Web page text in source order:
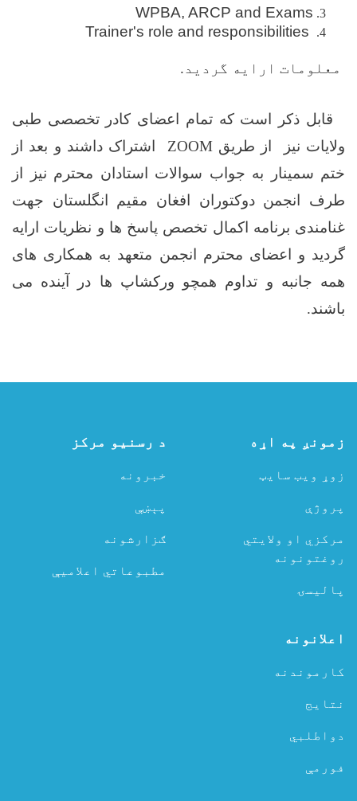
WPBA, ARCP and Exams
Trainer's role and responsibilities
معلومات ارایه گردید.
قابل ذکر است که تمام اعضای کادر تخصصی طبی
ولایات نیز از طریقZOOM
اشتراک داشند و بعد از
ختم سمینار به جواب سوالات استادان محترم نیز از
طرف انجمن دوکتوران افغان مقیم انگلستان جهت
غنامندی برنامه اکمال تخصص پاسخ ها و نظریات ارایه
گردید و اعضای محترم انجمن متعهد به همکاری های
همه جانبه و تداوم همچو ورکشاپ ها در آینده می
باشند.
زمونږ په اړه
زوړ ویب سایټ
پروژې
مرکزي او ولایتي
روغتونونه
پالیسۍ
د رسنیو مرکز
خبرونه
پېښې
ګزارشونه
مطبوعاتي اعلامیې
اعلانونه
کارموندنه
نتایج
دواطلبي
فورمې